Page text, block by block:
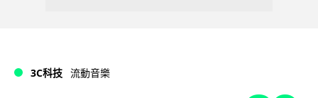
3C科技 流動音樂